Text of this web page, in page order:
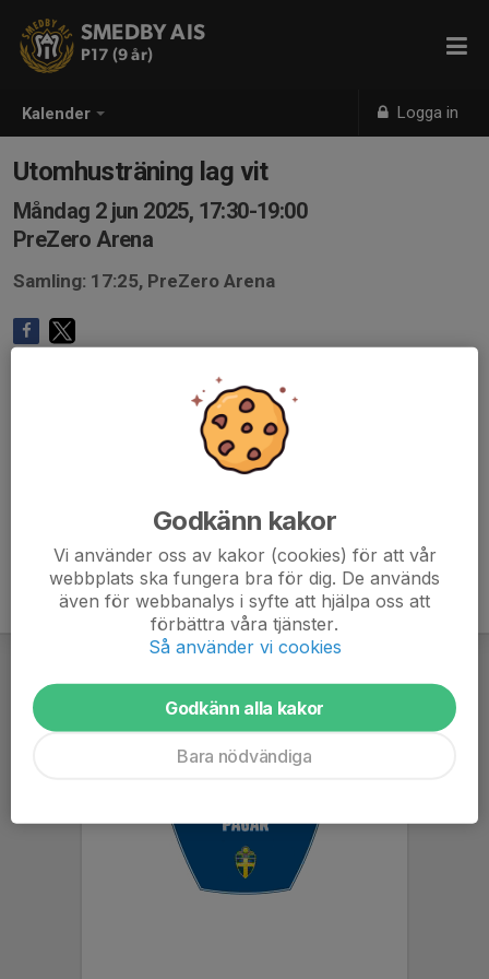
Kalender Logga in
SMEDBY AIS
P17 (9 år)
Utomhusträning lag vit
Måndag 2 jun 2025, 17:30-19:00
PreZero Arena
Samling: 17:25, PreZero Arena
Godkänn kakor
Vi använder oss av kakor (cookies) för att vår
webbplats ska fungera bra för dig. De används
även för webbanalys i syfte att hjälpa oss att
förbättra våra tjänster.
Så använder vi cookies
Godkänn alla kakor
Bara nödvändiga